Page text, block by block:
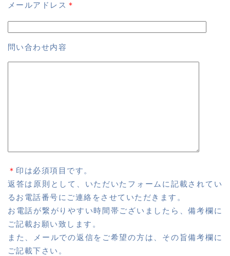
メールアドレス ＊
問い合わせ内容
＊ 印は必須項目です。
返答は原則として、いただいたフォームに記載されてい
るお電話番号にご連絡をさせていただきます。
お電話が繋がりやすい時間帯ございましたら、備考欄に
ご記載お願い致します。
また、メールでの返信をご希望の方は、その旨備考欄に
ご記載下さい。